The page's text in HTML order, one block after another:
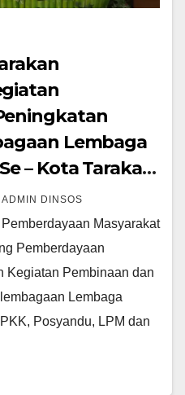
Lembaga
– Kota Tarakan
ADMIN DINSOS
Masyarakat
Pemberdayaan
Kegiatan Pembinaan dan
Lembaga
Posyandu, LPM dan